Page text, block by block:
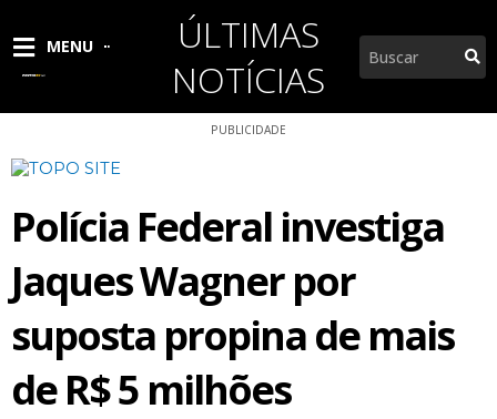
MENU
ÚLTIMAS
NOTÍCIAS
Pesquisar
PUBLICIDADE
Polícia Federal investiga
Jaques Wagner por
suposta propina de mais
de R$ 5 milhões